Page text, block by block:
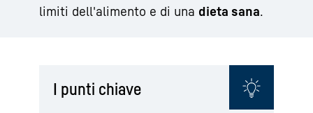
limiti dell'alimento e di una dieta sana.
I punti chiave